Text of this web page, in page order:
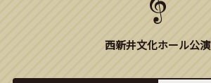
西新井文化ホール公演